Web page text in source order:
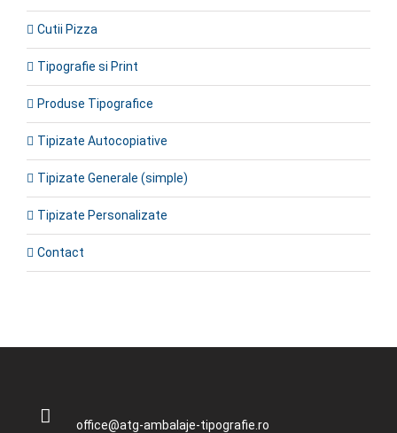
Cutii Pizza
Tipografie si Print
Produse Tipografice
Tipizate Autocopiative
Tipizate Generale (simple)
Tipizate Personalizate
Contact
office@atg-ambalaje-tipografie.ro